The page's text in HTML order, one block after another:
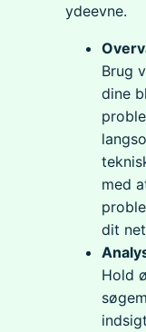
ydeevne.
Brug
dine
med
dit
Hold